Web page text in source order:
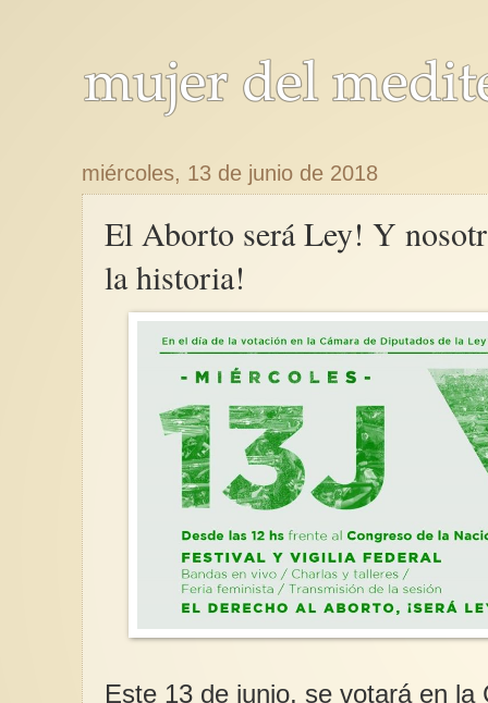
miércoles, 13 de junio de 2018
El Aborto será Ley! Y
la historia!
Este 13 de junio, se votará en la